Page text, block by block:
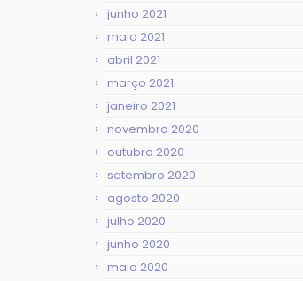
junho 2021
maio 2021
abril 2021
março 2021
janeiro 2021
novembro 2020
outubro 2020
setembro 2020
agosto 2020
julho 2020
junho 2020
maio 2020